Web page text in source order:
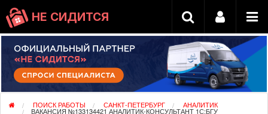
НЕ СИДИТСЯ
ПОИСК РАБОТЫ САНКТ-ПЕТЕРБУРГ АНАЛИТИК
ВАКАНСИЯ №133134421 АНАЛИТИК-КОНСУЛЬТАНТ 1С:БГУ